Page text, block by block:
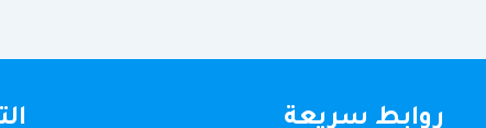
روابط سريعة